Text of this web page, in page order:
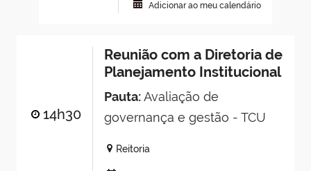
Adicionar ao meu calendário
14h30
Reunião com a Diretoria de
Planejamento Institucional
Pauta:Avaliação de
governança e gestão - TCU
Reitoria